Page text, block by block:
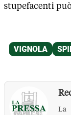
stupefacenti
La